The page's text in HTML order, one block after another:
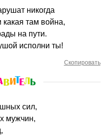
никогда
там война,
на пути.
исполни ты!
Скопировать
сил,
мужчин,